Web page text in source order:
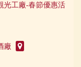
光工廠-春節優惠活
廠